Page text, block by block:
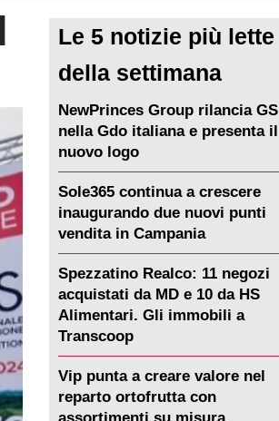
Le 5 notizie più lette
della settimana
NewPrinces Group rilancia GS
nella Gdo italiana e presenta il
nuovo logo
Sole365 continua a crescere
inaugurando due nuovi punti
vendita in Campania
Spezzatino Realco: 11 negozi
acquistati da MD e 10 da HS
Alimentari. Gli immobili a
Transcoop
Vip punta a creare valore nel
reparto ortofrutta con